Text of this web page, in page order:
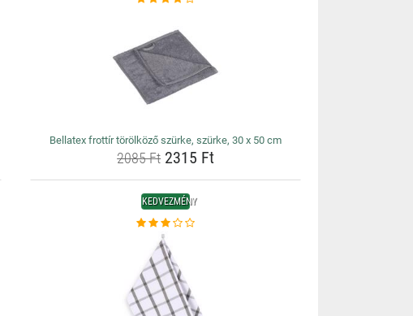
Bellatex frottír törölköző szürke, szürke, 30 x 50 cm
2085 Ft 2315 Ft
KEDVEZMÉNY